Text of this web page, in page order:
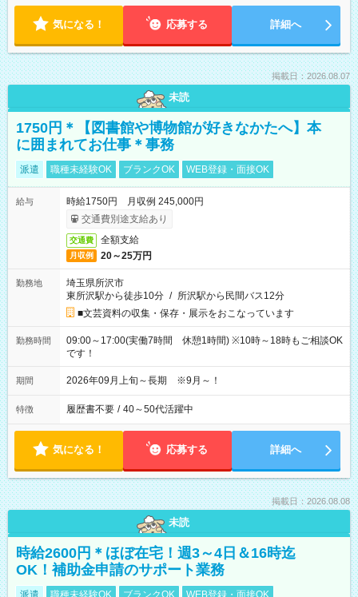
気になる！ 応募する 詳細へ
掲載日：2026.08.07
未読
1750円＊【図書館や博物館が好きなかたへ】本
に囲まれてお仕事＊事務
派遣 職種未経験OK ブランクOK WEB登録・面接OK
給与
時給1750円 月収例 245,000円
交通費別途支給あり
交通費 全額支給
月収例 20～25万円
勤務地
埼玉県所沢市
東所沢駅から徒歩10分 / 所沢駅から民間バス12分
■文芸資料の収集・保存・展示をおこなっています
勤務時間
09:00～17:00(実働7時間 休憩1時間) ※10時～18時もご相談OK
です！
期間 2026年09月上旬～長期 ※9月～！
特徴 履歴書不要 / 40～50代活躍中
気になる！ 応募する 詳細へ
掲載日：2026.08.08
未読
時給2600円＊ほぼ在宅！週3～4日＆16時迄
OK！補助金申請のサポート業務
派遣 職種未経験OK ブランクOK WEB登録・面接OK